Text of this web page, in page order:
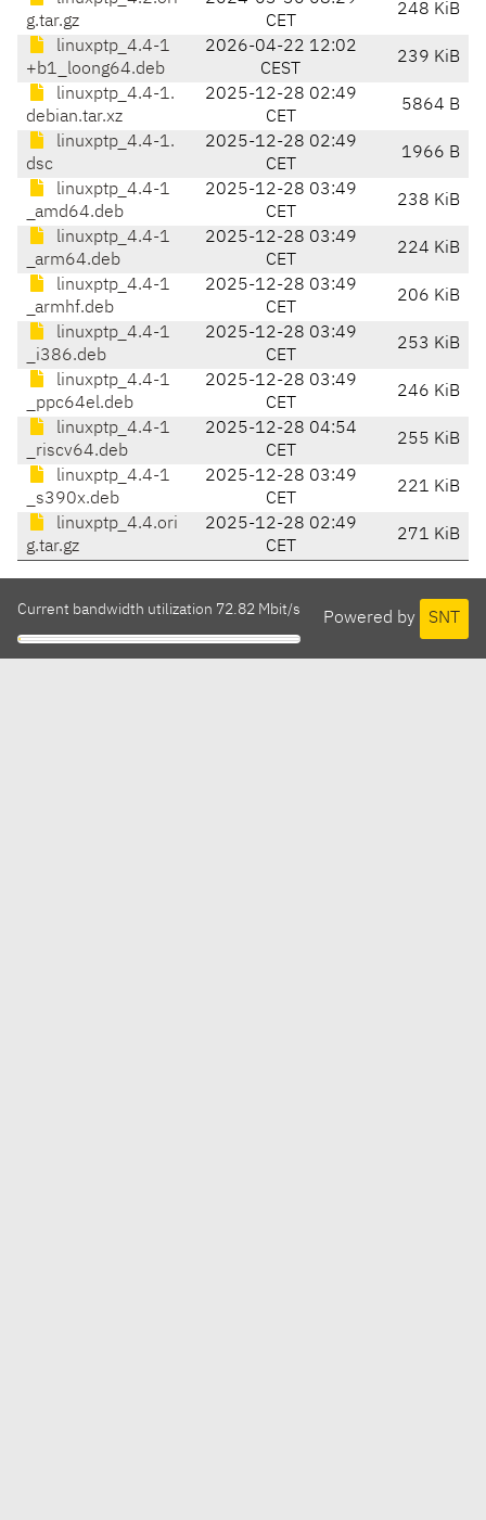
g.tar.gz
CET
248 KiB
linuxptp_4.4-1
+b1_loong64.deb
2026-04-22 12:02
CEST
239 KiB
linuxptp_4.4-1.
debian.tar.xz
2025-12-28 02:49
CET
5864 B
linuxptp_4.4-1.
dsc
2025-12-28 02:49
CET
1966 B
linuxptp_4.4-1
_amd64.deb
2025-12-28 03:49
CET
238 KiB
linuxptp_4.4-1
_arm64.deb
2025-12-28 03:49
CET
224 KiB
linuxptp_4.4-1
_armhf.deb
2025-12-28 03:49
CET
206 KiB
linuxptp_4.4-1
_i386.deb
2025-12-28 03:49
CET
253 KiB
linuxptp_4.4-1
_ppc64el.deb
2025-12-28 03:49
CET
246 KiB
linuxptp_4.4-1
_riscv64.deb
2025-12-28 04:54
CET
255 KiB
linuxptp_4.4-1
_s390x.deb
2025-12-28 03:49
CET
221 KiB
linuxptp_4.4.ori
g.tar.gz
2025-12-28 02:49
CET
271 KiB
Powered by SNT
Current bandwidth utilization 72.82 Mbit/s